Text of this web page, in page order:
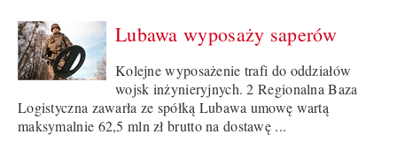
Lubawa wyposaży saperów
Kolejne wyposażenie trafi do oddziałów
wojsk inżynieryjnych. 2 Regionalna Baza
Logistyczna zawarła ze spółką Lubawa umowę wartą
maksymalnie 62,5 mln zł brutto na dostawę ...